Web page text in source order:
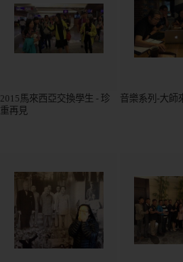
2015馬來西亞交換學生 - 珍
重再見
音樂系列-大師